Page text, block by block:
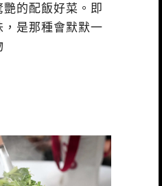
的配飯好菜。即
是那種會默默一